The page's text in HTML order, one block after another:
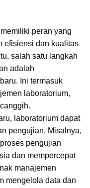
peran yang
efisiensi dan kualitas
salah satu langkah
adalah
Ini termasuk
laboratorium,
laboratorium dapat
pengujian. Misalnya,
pengujian
dan mempercepat
manajemen
mengelola data dan